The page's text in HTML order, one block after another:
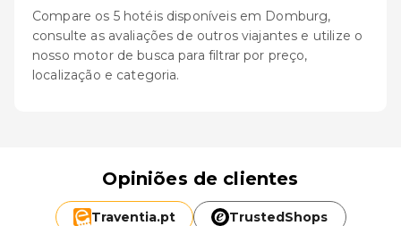
Compare os 5 hotéis disponíveis em Domburg,
consulte as avaliações de outros viajantes e utilize o
nosso motor de busca para filtrar por preço,
localização e categoria.
Opiniões de clientes
Traventia.pt TrustedShops